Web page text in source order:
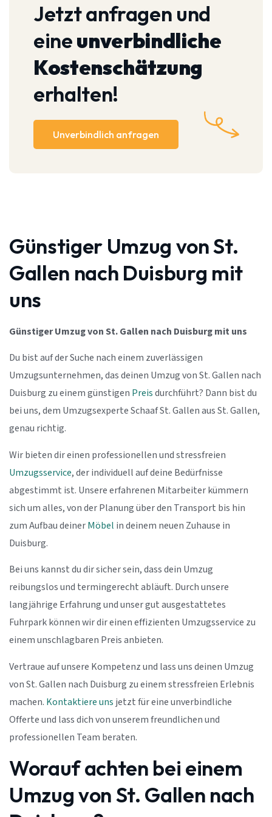
Jetzt anfragen und
eineunverbindliche
Kostenschätzung
erhalten!
Unverbindlich anfragen
Günstiger Umzug von St.
Gallen nach Duisburg mit
uns
Günstiger Umzug von St. Gallen nach Duisburg mit uns
Du bist auf der Suche nach einem zuverlässigen
Umzugsunternehmen, das deinen Umzug von St. Gallen nach
Duisburg zu einem günstigen Preisdurchführt? Dann bist du
bei uns, dem Umzugsexperte Schaaf St. Gallen aus St. Gallen,
genau richtig.
Wir bieten dir einen professionellen und stressfreien
Umzugsservice, der individuell auf deine Bedürfnisse
abgestimmt ist. Unsere erfahrenen Mitarbeiter kümmern
sich um alles, von der Planung über den Transport bis hin
zum Aufbau deinerMöbel in deinem neuen Zuhause in
Duisburg.
Bei uns kannst du dir sicher sein, dass dein Umzug
reibungslos und termingerecht abläuft. Durch unsere
langjährige Erfahrung und unser gut ausgestattetes
Fuhrpark können wir dir einen effizienten Umzugsservice zu
einem unschlagbaren Preis anbieten.
Vertraue auf unsere Kompetenz und lass uns deinen Umzug
von St. Gallen nach Duisburg zu einem stressfreien Erlebnis
machen. Kontaktiere uns jetzt für eine unverbindliche
Offerte und lass dich von unserem freundlichen und
professionellen Team beraten.
Worauf achten bei einem
Umzug von St. Gallen nach